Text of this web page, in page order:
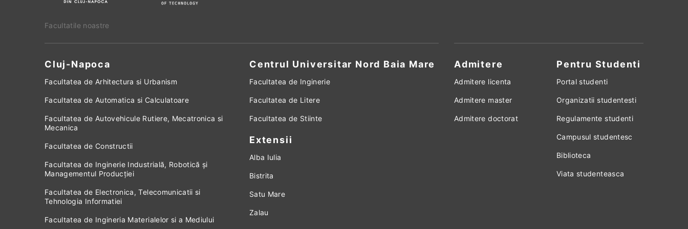
Facultatile noastre
Cluj-Napoca Centrul Universitar Nord Baia Mare
Facultatea de Arhitectura si Urbanism
Facultatea de Automatica si Calculatoare
Facultatea de Autovehicule Rutiere, Mecatronica si
Mecanica
Facultatea de Constructii
Facultatea de Inginerie Industrială, Robotică și
Managementul Producției
Facultatea de Electronica, Telecomunicatii si
Tehnologia Informatiei
Facultatea de Ingineria Materialelor si a Mediului
Facultatea de Inginerie
Facultatea de Litere
Facultatea de Stiinte
Extensii
Alba Iulia
Bistrita
Satu Mare
Zalau
Admitere
Admitere licenta
Admitere master
Admitere doctorat
Pentru Studenti
Portal studenti
Organizatii studentesti
Regulamente studenti
Campusul studentesc
Biblioteca
Viata studenteasca